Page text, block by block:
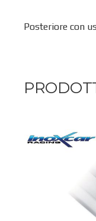
Posteriore con